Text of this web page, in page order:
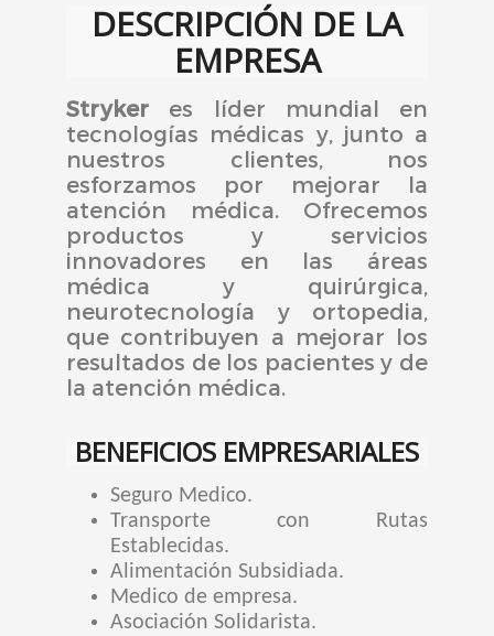
DESCRIPCIÓN DE LA
EMPRESA
Stryker es líder mundial en
tecnologías médicas y, junto a
nuestros clientes, nos
esforzamos por mejorar la
atención médica. Ofrecemos
productos y servicios
innovadores en las áreas
médica y quirúrgica,
neurotecnología y ortopedia,
que contribuyen a mejorar los
resultados de los pacientes y de
la atención médica.
BENEFICIOS EMPRESARIALES
Seguro Medico.
Transporte con Rutas
Establecidas.
Alimentación Subsidiada.
Medico de empresa.
Asociación Solidarista.